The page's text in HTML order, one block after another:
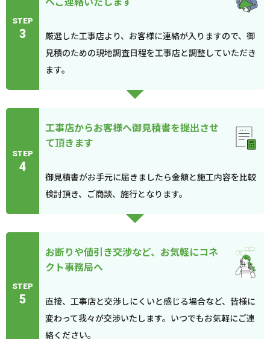
STEP
3
厳選した工事店より、お客様に連絡が入りますので、御
見積のための現地調査日程を工事店と調整していただき
ます。
STEP
4
工事店からお客様へ御見積書を提出させ
て頂きます
御見積書がお手元に届きましたら金額と施工内容を比較
検討頂き、ご商談、施行となります。
STEP
5
お断りや値引き交渉など、お気軽にコネ
クト事務局へ
直接、工事店と交渉しにくいと感じる場合など、皆様に
変わって我々が交渉いたします。いつでもお気軽にご連
絡ください。